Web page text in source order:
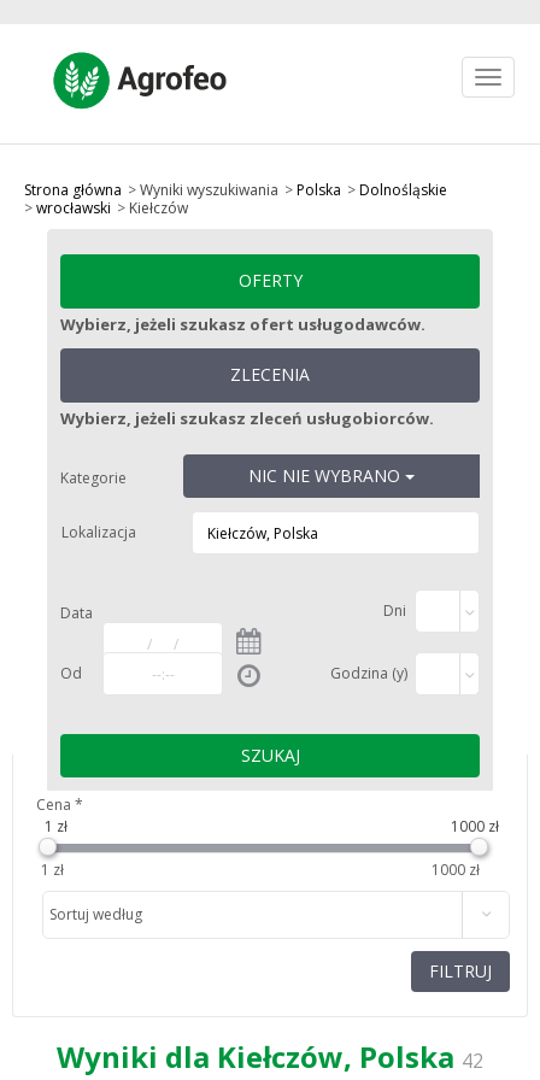
Toggle
Jak to działa?
Ulubione
zł PLN
OPUBLIKUJ OFERTĘ
Strona główna Wyniki wyszukiwania Polska
Dolnośląskie
wrocławski
Kiełczów
OFERTY
Wybierz, jeżeli szukasz ofert usługodawców.
ZLECENIA
Wybierz, jeżeli szukasz zleceń usługobiorców.
Kategorie NIC NIE WYBRANO
Lokalizacja
Data Dni
Od Godzina (y)
Cena *
1 zł 1000 zł
1 zł 1000 zł
Sortuj według
FILTRUJ
Wyniki dla Kiełczów, Polska 42